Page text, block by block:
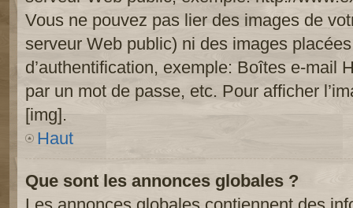
Vous ne pouvez pas lier des images de
serveur Web public) ni des images
d’authentification, exemple: Boîtes e-mail
par un mot de passe, etc. Pour afficher
[img].
Haut
Que sont les annonces globales ?